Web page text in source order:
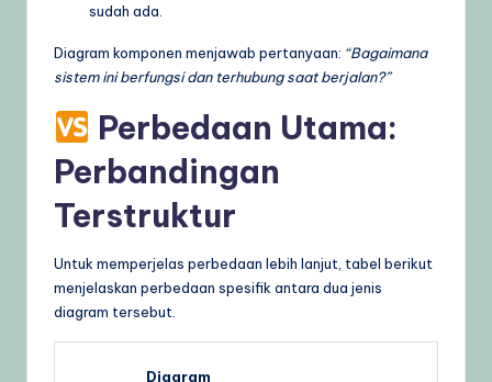
sudah ada.
Diagram komponen menjawab pertanyaan: “Bagaimana
sistem ini berfungsi dan terhubung saat berjalan?”
Perbedaan Utama:
Perbandingan
Terstruktur
Untuk memperjelas perbedaan lebih lanjut, tabel berikut
menjelaskan perbedaan spesifik antara dua jenis
diagram tersebut.
Diagram